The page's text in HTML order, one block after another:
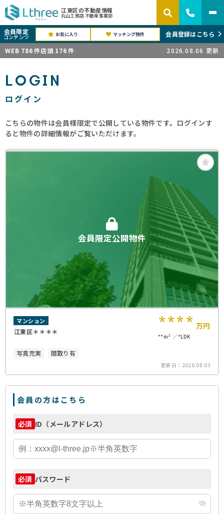
江東区の不動産情報
丸山工務店 不動産事業部
会員限定
コンテンツ お気に入り マッチング物件
会員登録はこちら
WEB 786件店頭 176 件 2026.08.06 更新
LOGIN
ログイン
こちらの物件は会員様限定で公開している物件です。ログインす
ると物件の詳細情報がご覧いただけます。
会員限定公開物件
マンション
江東区＊＊＊＊ **** 万円
**m² *LDK
写真充実 間取り有
更新日： 2026.08.03
会員の方はこちら
必須 ID（メールアドレス）
必須 パスワード